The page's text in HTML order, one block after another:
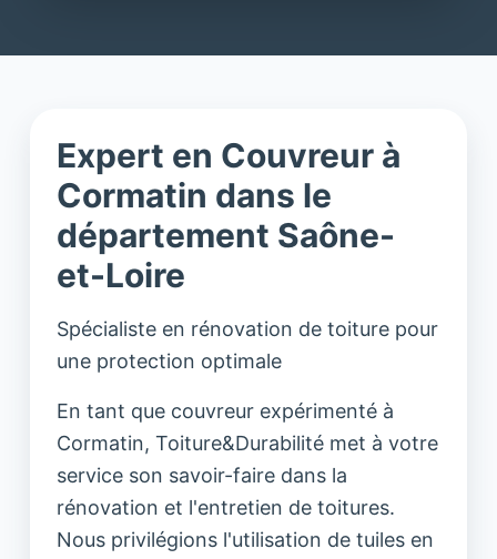
Expert en Couvreur à
Cormatin dans le
département Saône-
et-Loire
Spécialiste en rénovation de toiture pour
une protection optimale
En tant que couvreur expérimenté à
Cormatin, Toiture&Durabilité met à votre
service son savoir-faire dans la
rénovation et l'entretien de toitures.
Nous privilégions l'utilisation de tuiles en